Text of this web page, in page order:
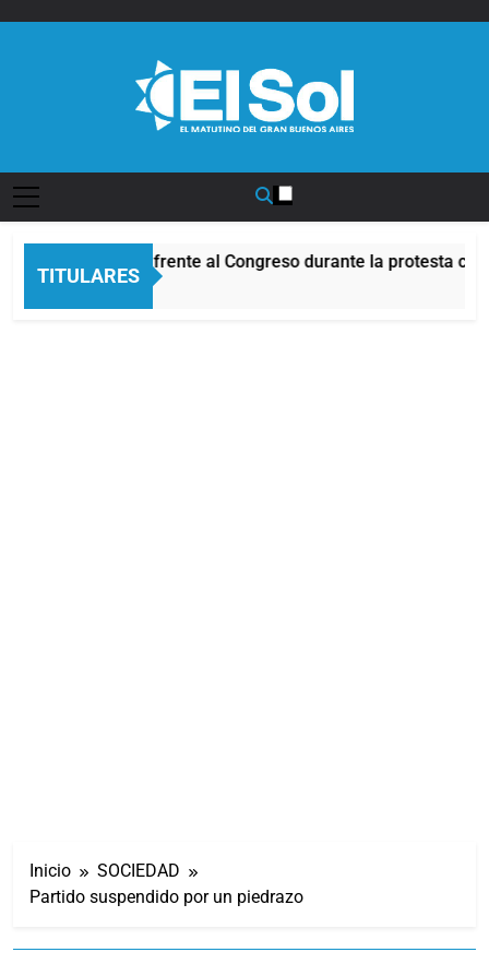
TITULARES
Incidentes frente al Congreso durante la protesta
7 Horas Atrás
Inicio
SOCIEDAD
Partido suspendido por un piedrazo